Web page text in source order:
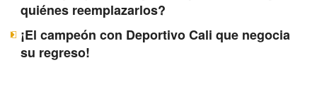
quiénes reemplazarlos?
¡El campeón con Deportivo Cali que negocia
su regreso!